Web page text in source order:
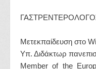
Μετεκπαίδευση στο
Υπ. Διδάκτωρ
Member of the